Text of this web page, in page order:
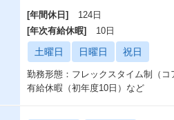
[年間休日]
124日
[年次有給休暇]
10日
土曜日 日曜日 祝日
勤務形態：フレックスタイム制（コ
有給休暇（初年度10日）など